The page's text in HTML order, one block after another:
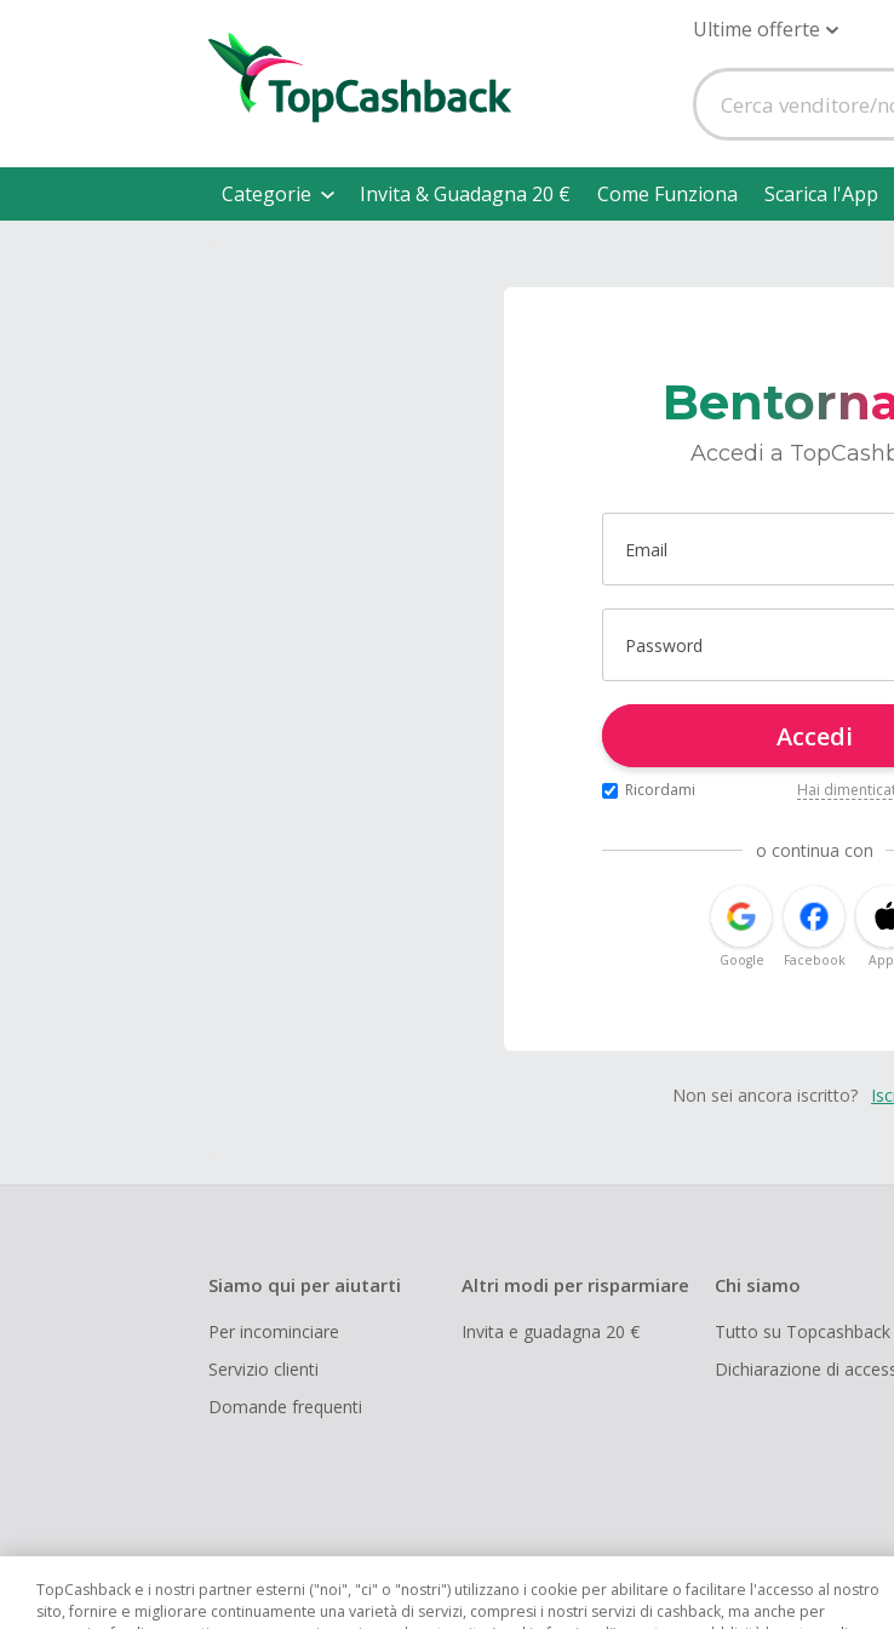
Ultime offerte
Categorie Invita & Guadagna 20 € Come Funziona Scarica l'App
Accedi a
Email
Password
Accedi
Ricordami Hai
o continua con
Google Facebook
Non sei ancora iscritto?
Siamo qui per aiutarti
Per incominciare
Servizio clienti
Domande frequenti
Altri modi per risparmiare
Invita e guadagna 20 €
Chi siamo
Tutto su Topcashback
Dichiarazione di
TopCashback e i nostri partner esterni ("noi", "ci" o "nostri") utilizzano i cookie per abilitare o facilitare l'accesso al nostro
sito, fornire e migliorare continuamente una varietà di servizi, compresi i nostri servizi di cashback, ma anche per